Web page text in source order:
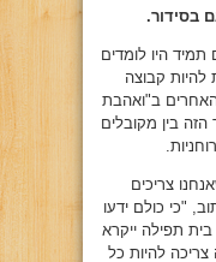
בסידור.
תמיד היו לומדים
קבוצה
ב"ואהבת
בין מקובלים
צריכים
"כי כולם ידעו
תפילה ייקרא
להיות כל